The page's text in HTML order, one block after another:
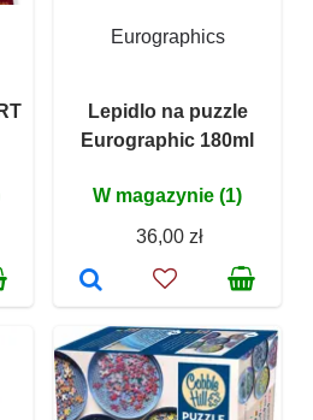
Eurographics
Lepidlo na puzzle
Eurographic 180ml
W magazynie (1)
36,00 zł